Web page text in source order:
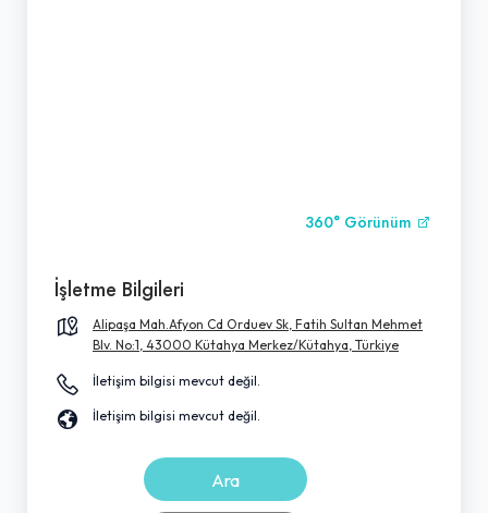
360° Görünüm
İşletme Bilgileri
Alipaşa Mah.Afyon Cd Orduev Sk, Fatih Sultan Mehmet
Blv. No:1, 43000 Kütahya Merkez/Kütahya, Türkiye
İletişim bilgisi mevcut değil.
İletişim bilgisi mevcut değil.
Ara